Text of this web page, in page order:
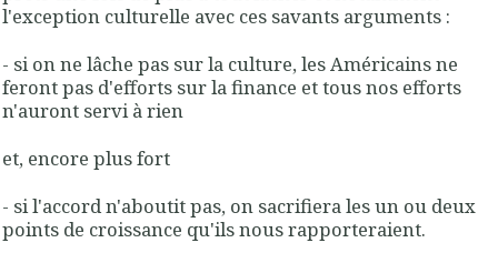
l'exception culturelle avec ces savants arguments :
- si on ne lâche pas sur la culture, les Américains ne
feront pas d'efforts sur la finance et tous nos efforts
n'auront servi à rien
et, encore plus fort
- si l'accord n'aboutit pas, on sacrifiera les un ou deux
points de croissance qu'ils nous rapporteraient.